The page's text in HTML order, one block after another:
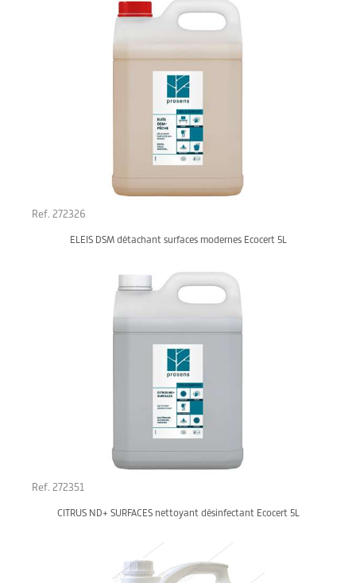
Ref. 272326
ELEIS DSM détachant surfaces modernes Ecocert 5L
Ref. 272351
CITRUS ND+ SURFACES nettoyant désinfectant Ecocert 5L